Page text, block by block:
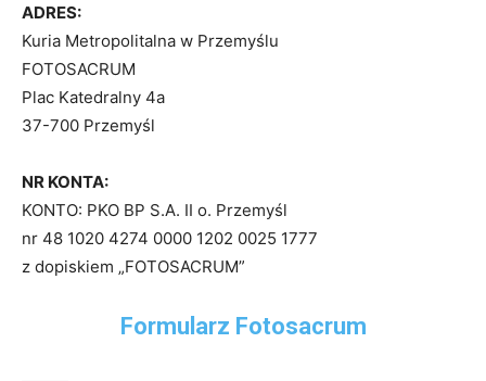
ADRES:
Kuria Metropolitalna w Przemyślu
FOTOSACRUM
Plac Katedralny 4a
37-700 Przemyśl
NR KONTA:
KONTO: PKO BP S.A. II o. Przemyśl
nr 48 1020 4274 0000 1202 0025 1777
z dopiskiem „FOTOSACRUM”
Formularz Fotosacrum